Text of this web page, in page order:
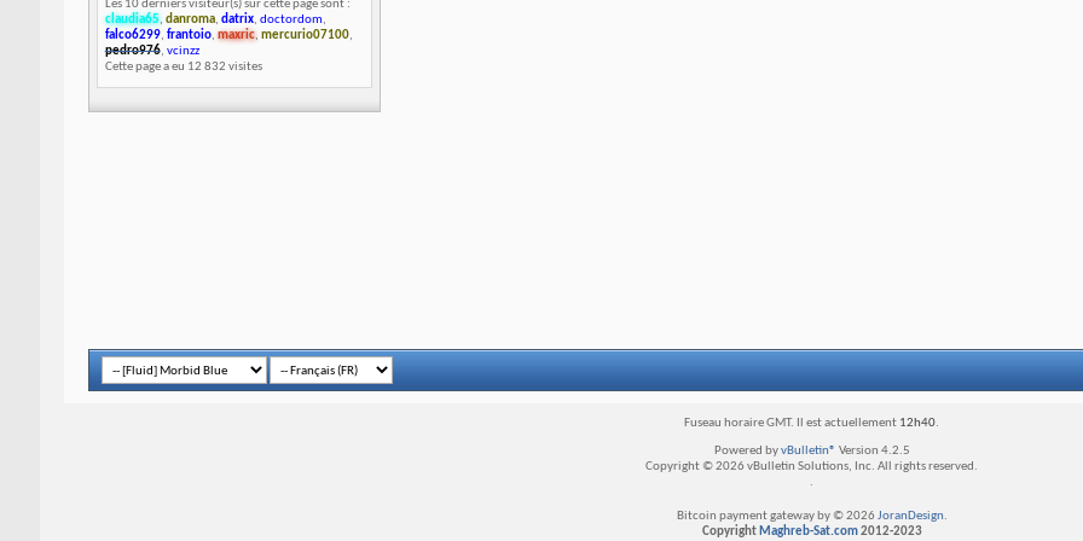
Les 10 derniers visiteur(s) sur cette page sont :
claudia65, danroma, datrix, doctordom,
falco6299, frantoio, maxric, mercurio07100,
pedro976, vcinzz
Cette page a eu 12 832 visites
Fuseau horaire GMT. Il est actuellement 12h40.
Powered byvBulletin® Version 4.2.5
Copyright © 2026 vBulletin Solutions, Inc. All rights reserved.
.
Bitcoin payment gateway by © 2026 JoranDesign.
Copyright Maghreb-Sat.com2012-2023